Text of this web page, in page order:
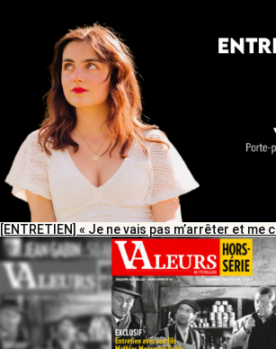
[ENTRETIEN] « Je ne vais pas m’arrêter et me